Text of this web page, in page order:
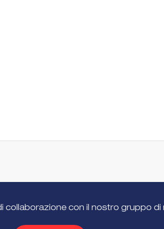
collaborazione con il nostro gruppo di